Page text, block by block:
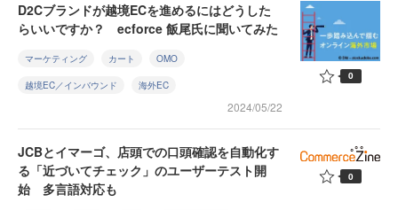
D2Cブランドが越境ECを進めるにはどうした
らいいですか？ ecforce 飯尾氏に聞いてみた
マーケティング カート OMO
越境EC／インバウンド 海外EC
2024/05/22
0
JCBとイマーゴ、店頭での口頭確認を自動化す
る「近づいてチェック」のユーザーテスト開
始 多言語対応も
0